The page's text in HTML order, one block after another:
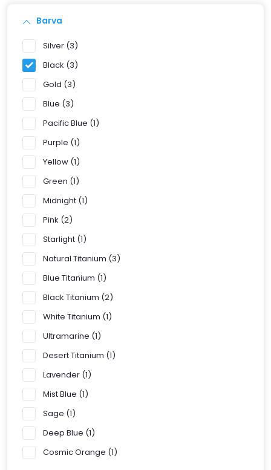
Barva
Silver 3
Black 3
Gold 3
Blue 3
Pacific Blue 1
Purple 1
Yellow 1
Green 1
Midnight 1
Pink 2
Starlight 1
Natural Titanium 3
Blue Titanium 1
Black Titanium 2
White Titanium 1
Ultramarine 1
Desert Titanium 1
Lavender 1
Mist Blue 1
Sage 1
Deep Blue 1
Cosmic Orange 1